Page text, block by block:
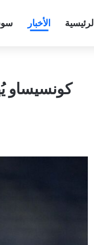
الرئيسية الأخبار
كونسيساو